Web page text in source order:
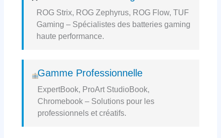
ROG Strix, ROG Zephyrus, ROG Flow, TUF
Gaming – Spécialistes des batteries gaming
haute performance.
Gamme Professionnelle
ExpertBook, ProArt StudioBook,
Chromebook – Solutions pour les
professionnels et créatifs.